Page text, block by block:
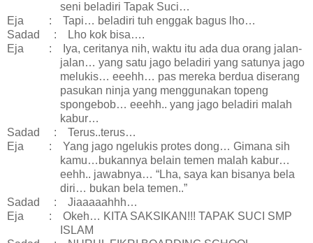
seni beladiri Tapak Suci…
Eja
:
Tapi… beladiri tuh enggak bagus lho…
Sadad
:
Lho kok bisa….
Eja
:
Iya, ceritanya nih, waktu itu ada dua orang jalan-
jalan… yang satu jago beladiri yang satunya jago
melukis… eeehh… pas mereka berdua diserang
pasukan ninja yang menggunakan topeng
spongebob… eeehh.. yang jago beladiri malah
kabur…
Sadad
:
Terus..terus…
Eja
:
Yang jago ngelukis protes dong… Gimana sih
kamu…bukannya belain temen malah kabur…
eehh.. jawabnya… “Lha, saya kan bisanya bela
diri… bukan bela temen..”
Sadad
:
Jiaaaaahhh…
Eja
:
Okeh… KITA SAKSIKAN!!! TAPAK SUCI SMP
ISLAM